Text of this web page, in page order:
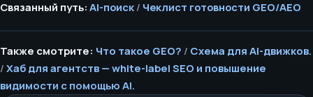
Связанный путь: AI-поиск / Чеклист готовности GEO/AEO
Также смотрите: Что такое GEO? / Схема для AI-движков.
/ Хаб для агентств — white-label SEO и повышение
видимости с помощью AI.